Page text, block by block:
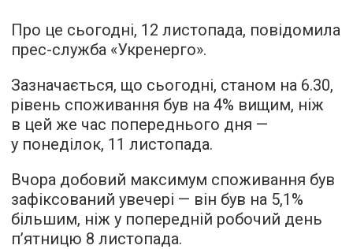
Про це сьогодні, 12 листопада, повідомила
прес-служба «Укренерго».
Зазначається, що сьогодні, станом на 6.30,
рівень споживання був на 4% вищим, ніж
в цей же час попереднього дня —
у понеділок, 11 листопада.
Вчора добовий максимум споживання був
зафіксований увечері — він був на 5,1%
більшим, ніж у попередній робочий день
п’ятницю 8 листопада.